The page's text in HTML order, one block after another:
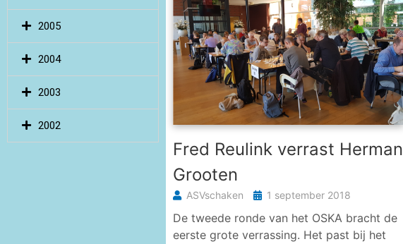
2005
2004
2003
2002
Fred Reulink verrast Herman
Grooten
ASVschaken 1 september 2018
De tweede ronde van het OSKA bracht de
eerste grote verrassing. Het past bij het